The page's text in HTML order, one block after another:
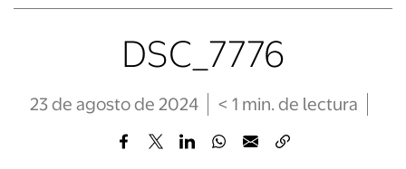
DSC_7776
23 de agosto de 2024 < 1 min. de lectura